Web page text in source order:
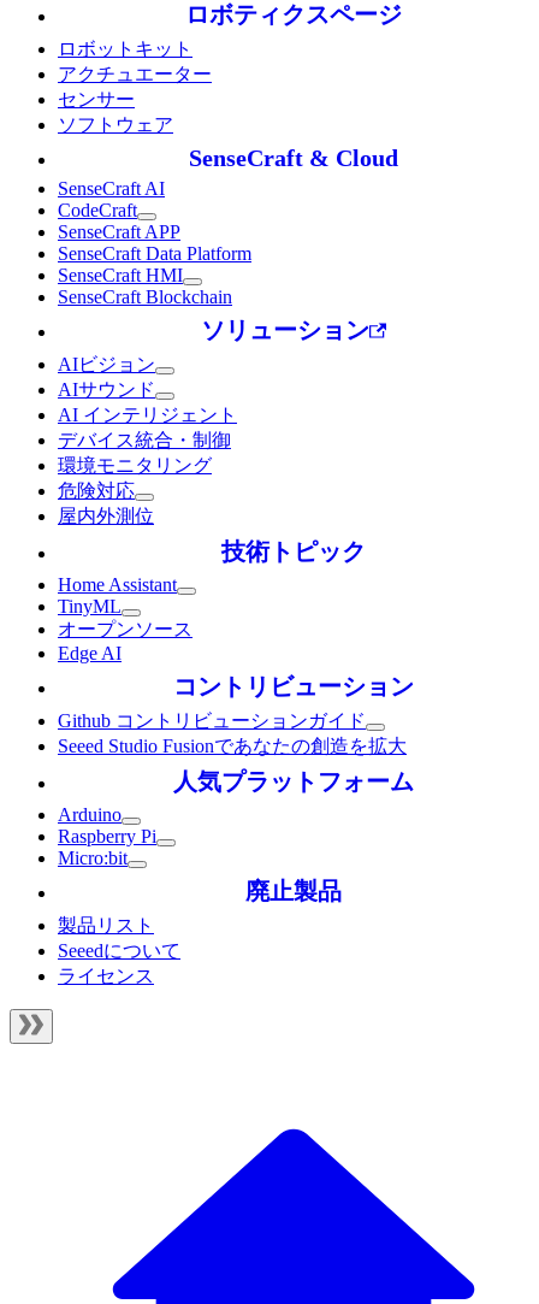
ロボティクスページ
ロボットキット
アクチュエーター
センサー
ソフトウェア
SenseCraft & Cloud
SenseCraft AI
CodeCraft
SenseCraft APP
SenseCraft Data Platform
SenseCraft HMI
SenseCraft Blockchain
ソリューション
AIビジョン
AIサウンド
AI インテリジェント
デバイス統合・制御
環境モニタリング
危険対応
屋内外測位
技術トピック
Home Assistant
TinyML
オープンソース
Edge AI
コントリビューション
Github コントリビューションガイド
Seeed Studio Fusionであなたの創造を拡大
人気プラットフォーム
Arduino
Raspberry Pi
Micro:bit
廃止製品
製品リスト
Seeedについて
ライセンス